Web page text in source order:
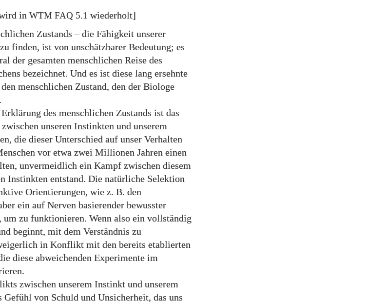
in WTM FAQ 5.1 wiederholt]
Zustands – die Fähigkeit unserer
finden, ist von unschätzbarer Bedeutung; es
der gesamten menschlichen Reise des
bezeichnet. Und es ist diese lang ersehnte
menschlichen Zustand, den der Biologe
des menschlichen Zustands ist das
unseren Instinkten und unserem
die dieser Unterschied auf unser Verhalten
vor etwa zwei Millionen Jahren einen
unvermeidlich ein Kampf zwischen diesem
Instinkten entstand. Die natürliche Selektion
Orientierungen, wie z. B. den
ein auf Nerven basierender bewusster
um zu funktionieren. Wenn also ein vollständig
beginnt, mit dem Verständnis zu
in Konflikt mit den bereits etablierten
diese abweichenden Experimente im
zwischen unserem Instinkt und unserem
von Schuld und Unsicherheit, das uns